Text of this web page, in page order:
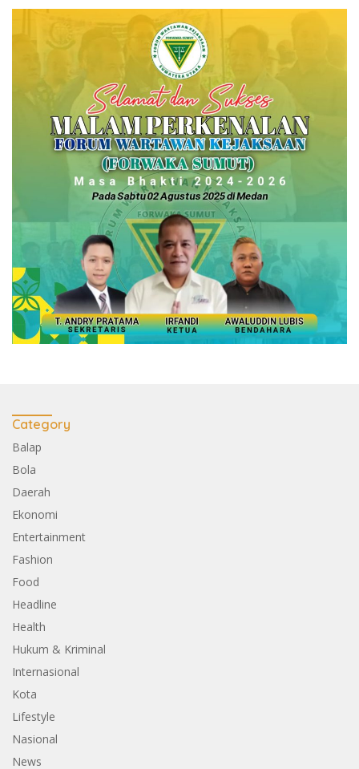
Category
Balap
Bola
Daerah
Ekonomi
Entertainment
Fashion
Food
Headline
Health
Hukum & Kriminal
Internasional
Kota
Lifestyle
Nasional
News